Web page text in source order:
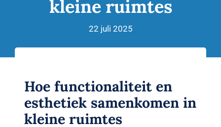
Nieuws
Contact
kleine ruimtes
22 juli 2025
Hoe functionaliteit en
esthetiek samenkomen in
kleine ruimtes